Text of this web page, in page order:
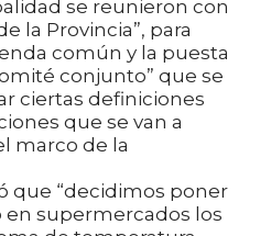
se reunieron con
la Provincia”, para
común y la puesta
conjunto” que se
ciertas definiciones
que se van a
marco de la
que “decidimos poner
supermercados los